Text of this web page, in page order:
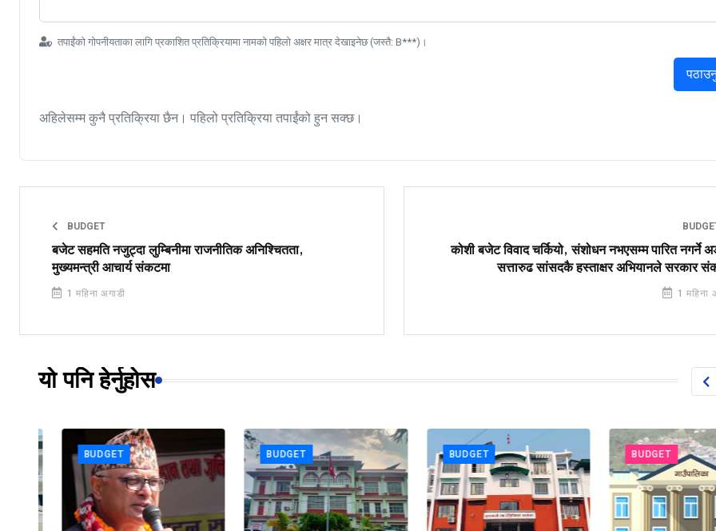
तपाईंको गोपनीयताका लागि प्रकाशित प्रतिक्रियामा नामको पहिलो अक्षर मात्र देखाइनेछ (जस्तै: B***)।
अहिलेसम्म कुनै प्रतिक्रिया छैन। पहिलो प्रतिक्रिया तपाईंको हुन सक्छ।
BUDGET
बजेट सहमति नजुट्दा लुम्बिनीमा राजनीतिक अनिश्चितता,
मुख्यमन्त्री आचार्य संकटमा
1 महिना अगाडी
कोशी बजेट विवाद चर्कियो, संशोधन नभएसम्म पारित नगर्ने
सत्तारुढ सांसदकै हस्ताक्षर अभियानले सरकार
1 महिना
यो पनि हेर्नुहोस
BUDGET BUDGET BUDGET BUDGET